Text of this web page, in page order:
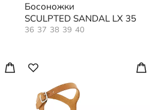
Босоножки
SCULPTED SANDAL LX 35
36 37 38 39 40